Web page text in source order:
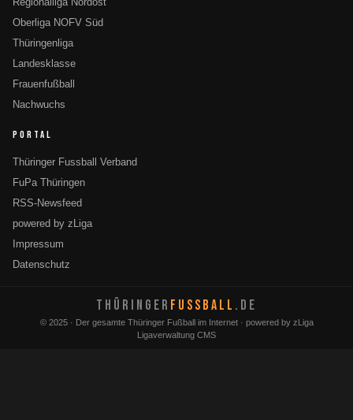
Regionalliga Nordost
Oberliga NOFV Süd
Thüringenliga
Landesklasse
Frauenfußball
Nachwuchs
PORTAL
Thüringer Fussball Verband
FuPa Thüringen
RSS-Newsfeed
powered by zLiga
Impressum
Datenschutz
THÜRINGER FUSSBALL .DE
© 2025 · Der gesamte Thüringer Fußball im Internet · powered by zLiga
Ligaverwaltung CMS